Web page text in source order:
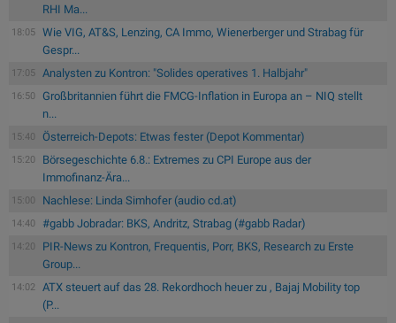
RHI Ma...
18:05
Wie VIG, AT&S, Lenzing, CA Immo, Wienerberger und Strabag für
Gespr...
17:05 Analysten zu Kontron: "Solides operatives 1. Halbjahr"
16:50
Großbritannien führt die FMCG-Inflation in Europa an – NIQ stellt
n...
15:40 Österreich-Depots: Etwas fester (Depot Kommentar)
15:20
Börsegeschichte 6.8.: Extremes zu CPI Europe aus der
Immofinanz-Ära...
15:00 Nachlese: Linda Simhofer (audio cd.at)
14:40 #gabb Jobradar: BKS, Andritz, Strabag (#gabb Radar)
14:20
PIR-News zu Kontron, Frequentis, Porr, BKS, Research zu Erste
Group...
14:02
ATX steuert auf das 28. Rekordhoch heuer zu , Bajaj Mobility top
(P...